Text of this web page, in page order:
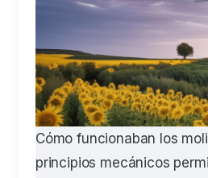
Cómo funcionaban los
principios mecánicos